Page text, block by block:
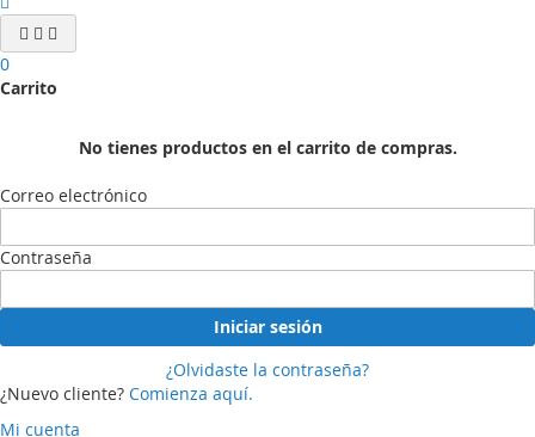
0
Carrito
No tienes productos en el carrito de compras.
Correo electrónico
Contraseña
Iniciar sesión
¿Olvidaste la contraseña?
¿Nuevo cliente? Comienza aquí.
Mi cuenta